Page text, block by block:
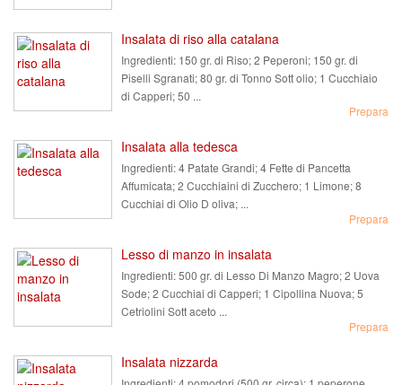
Insalata di riso alla catalana
Ingredienti: 150 gr. di Riso; 2 Peperoni; 150 gr. di
Piselli Sgranati; 80 gr. di Tonno Sott olio; 1 Cucchiaio
di Capperi; 50 ...
Prepara
Insalata alla tedesca
Ingredienti:4 Patate Grandi; 4 Fette di Pancetta
Affumicata; 2 Cucchiaini di Zucchero; 1 Limone; 8
Cucchiai di Olio D oliva; ...
Prepara
Lesso di manzo in insalata
Ingredienti:500 gr. di Lesso Di Manzo Magro; 2 Uova
Sode; 2 Cucchiai di Capperi; 1 Cipollina Nuova; 5
Cetriolini Sott aceto ...
Prepara
Insalata nizzarda